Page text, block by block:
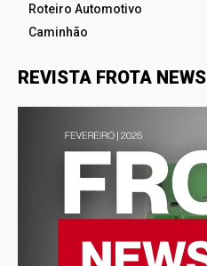
Roteiro Automotivo
Caminhão
REVISTA FROTA NEWS